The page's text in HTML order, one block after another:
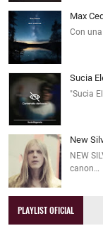
Max
Con
Sucia
"Sucia
New
NEW
canon…
PLAYLIST OFICIAL